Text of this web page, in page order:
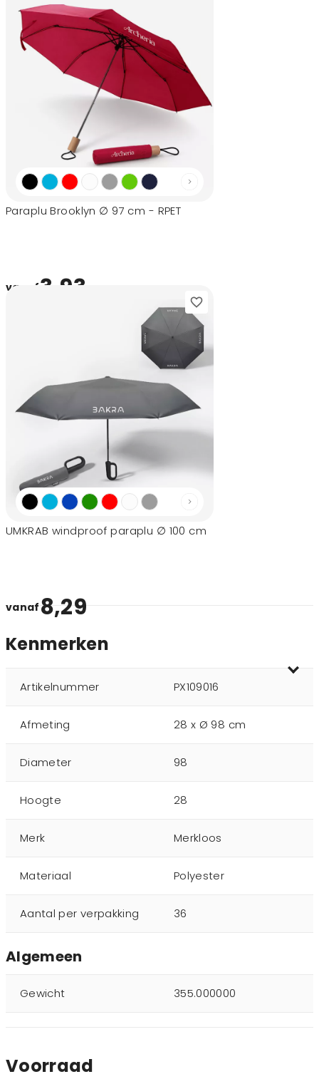
Paraplu Brooklyn ∅ 97 cm - RPET
vanaf3,93
UMKRAB windproof paraplu ∅ 100 cm
vanaf 8,29
Kenmerken
Artikelnummer PX109016
Afmeting 28 x Ø 98 cm
Diameter 98
Hoogte 28
Merk Merkloos
Materiaal Polyester
Aantal per verpakking 36
Algemeen
Gewicht 355.000000
Voorraad